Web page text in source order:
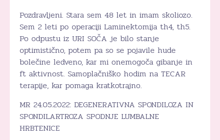
Pozdravljeni. Stara sem 48 let in imam skoliozo.
Sem 2 leti po operaciji Laminektomija th4, th5.
Po odpustu iz URI SOČA je bilo stanje
optimistično, potem pa so se pojavile hude
bolečine ledveno, kar mi onemogoča gibanje in
ft aktivnost. Samoplačniško hodim na TECAR
terapije, kar pomaga kratkotrajno.
MR 24.05.2022: DEGENERATIVNA SPONDILOZA IN
SPONDILARTROZA SPODNJE LUMBALNE
HRBTENICE